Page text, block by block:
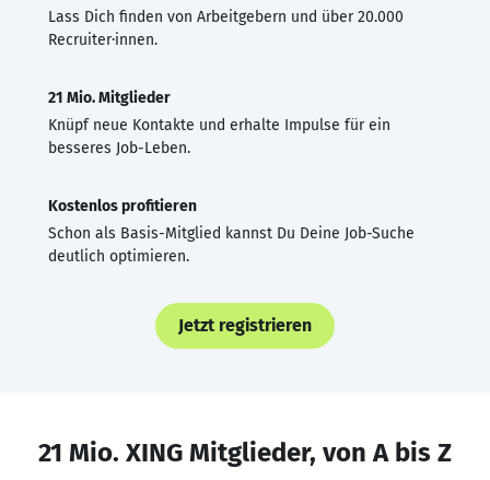
Lass Dich finden von Arbeitgebern und über 20.000
Recruiter·innen.
21 Mio. Mitglieder
Knüpf neue Kontakte und erhalte Impulse für ein
besseres Job-Leben.
Kostenlos profitieren
Schon als Basis-Mitglied kannst Du Deine Job-Suche
deutlich optimieren.
Jetzt registrieren
21 Mio. XING Mitglieder, von A bis Z